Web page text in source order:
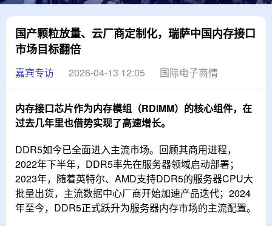
国产颗粒放量、云厂商定制化，瑞萨中国内存接口
市场目标翻倍
嘉宾专访 2026-04-13 12:05 国际电子商情
内存接口芯片作为内存模组（RDIMM）的核心组件，在
过去几年里也借势实现了高速增长。
DDR5如今已全面进入主流市场。回顾其商用进程，
2022年下半年，DDR5率先在服务器领域启动部署；
2023年，随着英特尔、AMD支持DDR5的服务器CPU大
批量出货，主流数据中心厂商开始加速产品迭代；2024
年至今，DDR5正式跃升为服务器内存市场的主流配置。